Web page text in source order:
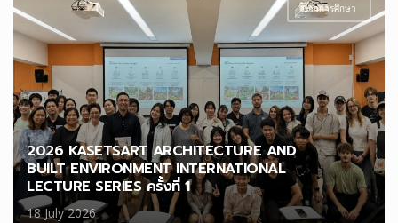
ข่าวการศึกษา
2026 KASETSART ARCHITECTURE AND
BUILT ENVIRONMENT INTERNATIONAL
LECTURE SERIES ครั้งที่ 1
18 July 2026